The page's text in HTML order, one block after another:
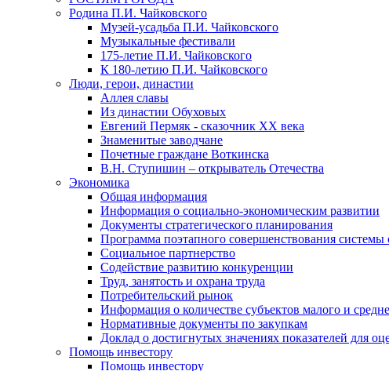
Родина П.И. Чайковского
Музей-усадьба П.И. Чайковского
Музыкальные фестивали
175-летие П.И. Чайковского
К 180-летию П.И. Чайковского
Люди, герои, династии
Аллея славы
Из династии Обуховых
Евгений Пермяк - сказочник XX века
Знаменитые заводчане
Почетные граждане Воткинска
В.Н. Ступишин – открыватель Отечества
Экономика
Общая информация
Информация о социально-экономическим развитии
Документы стратегического планирования
Программа поэтапного совершенствования
Социальное партнерство
Содействие развитию конкуренции
Труд, занятость и охрана труда
Потребительский рынок
Информация о количестве субъектов малого и
Нормативные документы по закупкам
Доклад о достигнутых значениях показателей для
Помощь инвестору
Помощь инвестору